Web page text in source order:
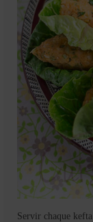
Servir chaque